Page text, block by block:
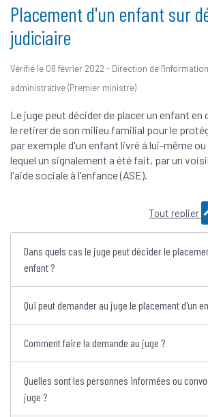
Placement d'un enfant sur
judiciaire
Vérifié le 08 février 2022 - Direction de
administrative (Premier ministre)
Le juge peut décider de placer un enfant
le retirer de son milieu familial pour le
par exemple d'un enfant livré à lui-même
lequel un signalement a été fait, par un
l'aide sociale à l'enfance (ASE).
Tout replier
Dans quels cas le juge peut décider le
enfant ?
Qui peut demander au juge le placement d'un
Comment faire la demande au juge ?
Quelles sont les personnes informées ou
juge ?